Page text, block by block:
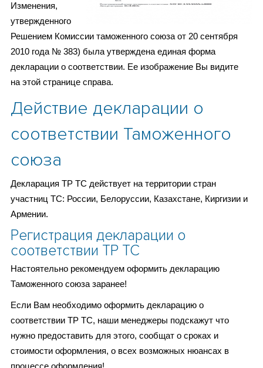
Изменения,
утвержденного
Решением Комиссии таможенного союза от 20 сентября
2010 года № 383) была утверждена единая форма
декларации о соответствии. Ее изображение Вы видите
на этой странице справа.
Действие декларации о
соответствии Таможенного
союза
Декларация ТР ТС действует на территории стран
участниц ТС: России, Белоруссии, Казахстане, Киргизии и
Армении.
Регистрация декларации о
соответствии ТР ТС
Настоятельно рекомендуем оформить декларацию
Таможенного союза заранее!
Если Вам необходимо оформить декларацию о
соответствии ТР ТС, наши менеджеры подскажут что
нужно предоставить для этого, сообщат о сроках и
стоимости оформления, о всех возможных нюансах в
процессе оформления!